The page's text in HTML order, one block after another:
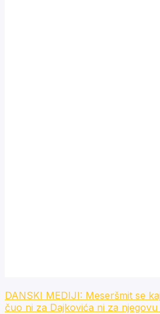
DANSKI MEDIJI: Meseršmit se
čuo ni za Dajkovića ni za